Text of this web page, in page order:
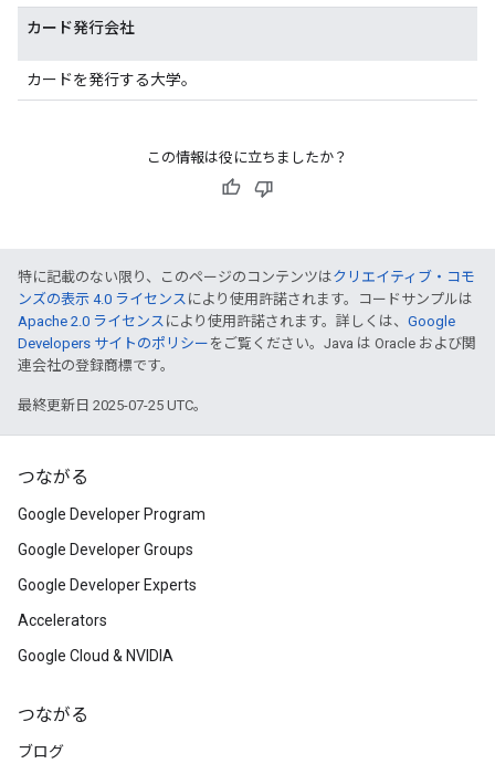
カード発行会社
カードを発行する大学。
この情報は役に立ちましたか？
特に記載のない限り、このページのコンテンツはクリエイティブ・コモ
ンズの表示 4.0 ライセンス により使用許諾されます。コードサンプルは
Apache 2.0 ライセンス により使用許諾されます。詳しくは、 Google
Developers サイトのポリシー をご覧ください。Java は Oracle および関
連会社の登録商標です。
最終更新日 2025-07-25 UTC。
つながる
Google Developer Program
Google Developer Groups
Google Developer Experts
Accelerators
Google Cloud & NVIDIA
つながる
ブログ